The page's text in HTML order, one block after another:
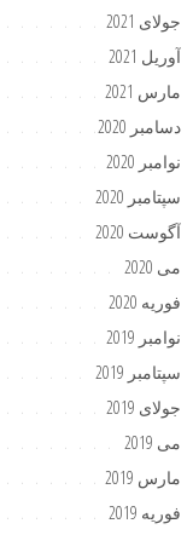
جولای 2021
آوریل 2021
مارس 2021
دسامبر 2020
نوامبر 2020
سپتامبر 2020
آگوست 2020
می 2020
فوریه 2020
نوامبر 2019
سپتامبر 2019
جولای 2019
می 2019
مارس 2019
فوریه 2019